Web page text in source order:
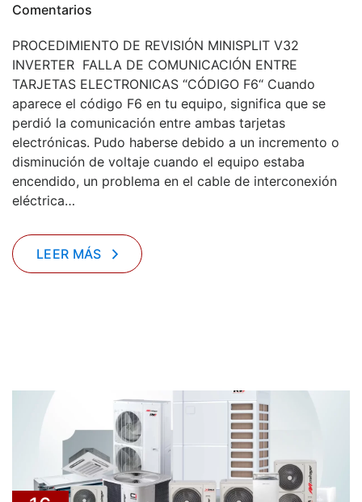
Comentarios
PROCEDIMIENTO DE REVISIÓN MINISPLIT V32
INVERTER FALLA DE COMUNICACIÓN ENTRE
TARJETAS ELECTRONICAS “CÓDIGO F6“ Cuando
aparece el código F6 en tu equipo, significa que se
perdió la comunicación entre ambas tarjetas
electrónicas. Pudo haberse debido a un incremento o
disminución de voltaje cuando el equipo estaba
encendido, un problema en el cable de interconexión
eléctrica…
LEER MÁS